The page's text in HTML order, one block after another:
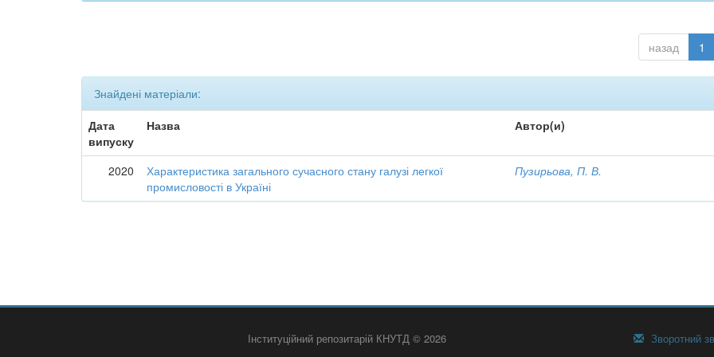
назад 1
Знайдені матеріали:
Дата
випуску
Назва Автор(и)
2020
Характеристика загального сучасного стану галузі легкої
промисловості в Україні
Пузирьова, П. В.
Інституційний репозитарій КНУТД © 2026 Зворотний